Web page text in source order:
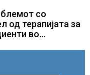
доживуваа овој
текот на
со
од терапијата за
во